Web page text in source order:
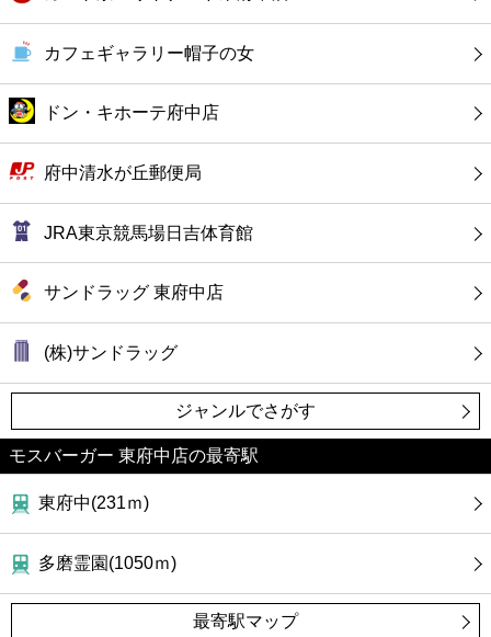
ホテル
カフェギャラリー帽子の女
ドン・キホーテ府中店
府中清水が丘郵便局
JRA東京競馬場日吉体育館
サンドラッグ 東府中店
(株)サンドラッグ
ジャンルでさがす
モスバーガー 東府中店の最寄駅
東府中(231ｍ)
多磨霊園(1050ｍ)
最寄駅マップ